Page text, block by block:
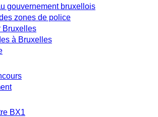
gouvernement bruxellois
zones de police
Bruxelles
à Bruxelles
BX1